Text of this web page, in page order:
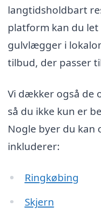
langtidsholdbart
platform kan du
gulvlægger i
tilbud, der passer
Vi dækker også de
så du ikke kun er
Nogle byer du kan
inkluderer:
Ringkøbing
Skjern